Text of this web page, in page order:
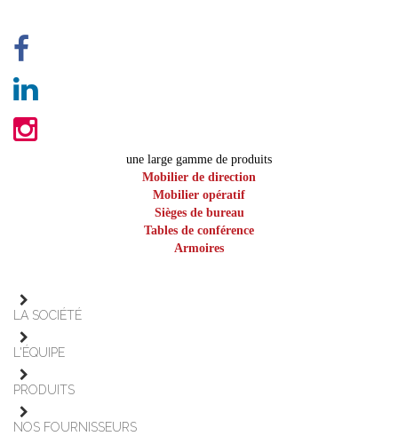
une large gamme de produits
Mobilier de direction
Mobilier opératif
Sièges de bureau
Tables de conférence
Armoires
LA SOCIÉTÉ
L'ÉQUIPE
PRODUITS
NOS FOURNISSEURS